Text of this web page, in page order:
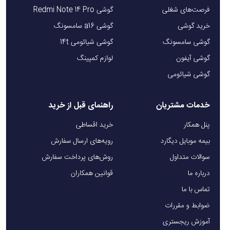
فرصت‌های شغلی
خرید گوشی
گوشی سامسونگ
گوشی آیفون
گوشی شیائومی
گوشی Redmi Note 14 Pro
گوشی a16 سامسونگ
گوشی شیائومی 14t
لوازم کمپینگ
خدمات مشتریان
پنل همکار
بیمه موبایل دیگارد
سوالات متداول
درباره ما
تماس با ما
ضوابط و مقررات
آموزش ریجستری
راهنمای قبل از خرید
خرید اقساطی
رویه‌های ارسال سفارش
روش‌های پرداخت سفارش
قوانین همکاران